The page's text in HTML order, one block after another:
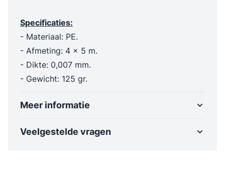
Specificaties:
- Materiaal: PE.
- Afmeting: 4 x 5 m.
- Dikte: 0,007 mm.
- Gewicht: 125 gr.
Meer informatie
Veelgestelde vragen